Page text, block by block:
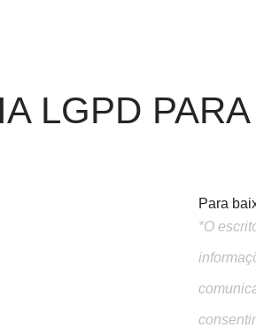
LGPD
Para
*O